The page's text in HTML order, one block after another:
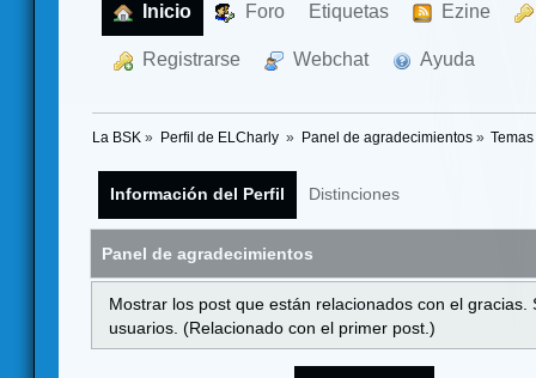
Inicio Foro Etiquetas Ezine
Registrarse Webchat Ayuda
La BSK » Perfil de ELCharly » Panel de agradecimientos»
Información del Perfil Distinciones
Panel de agradecimientos
Mostrar los post que están relacionados con el
usuarios. (Relacionado con el primer post.)